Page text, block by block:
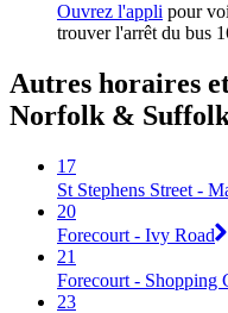
Ouvrez l'appli pour
trouver l'arrêt du bus
Autres horaires
Norfolk &
17
St Stephens Street -
20
Forecourt - Ivy Road
21
Forecourt - Shopping
23